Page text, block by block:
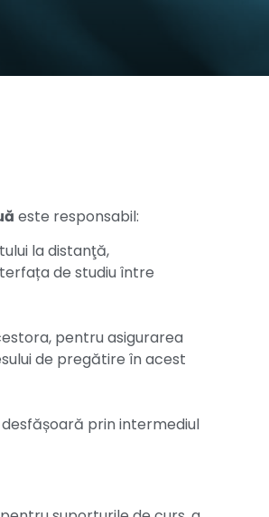
este responsabil:
la distanţă,
de studiu între
pentru asigurarea
de pregătire în acest
prin intermediul